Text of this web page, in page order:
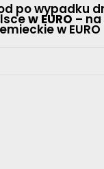
po wypadku
w EURO –
w EURO